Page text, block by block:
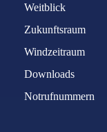
Weitblick
Zukunftsraum
Windzeitraum
Downloads
Notrufnummern